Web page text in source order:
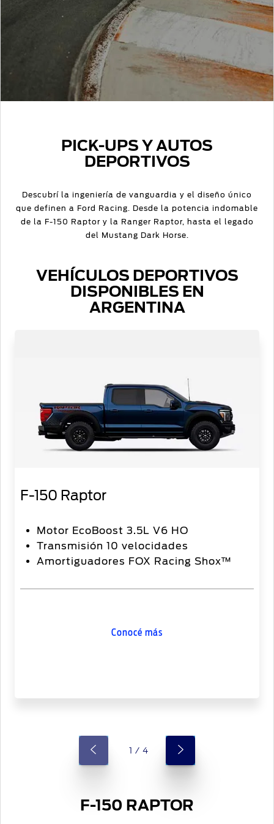
de mecánica
ligera
Ford
Protect/Garantía
extendida
servicio
servicio
multimarca
Quick
Lane
compromiso
Recursos
Humanos
Los
Pumas
Eventos
PICK-UPS Y AUTOS
DEPORTIVOS
Descubrí la ingeniería de vanguardia y el diseño único
que definen a Ford Racing. Desde la potencia indomable
de la F-150 Raptor y la Ranger Raptor, hasta el legado
del Mustang Dark Horse.
VEHÍCULOS DEPORTIVOS
DISPONIBLES EN
ARGENTINA
F-150 Raptor
Motor EcoBoost 3.5L V6 HO
Transmisión 10 velocidades
Amortiguadores FOX Racing Shox™
Conocé más
1 / 4
F-150 RAPTOR